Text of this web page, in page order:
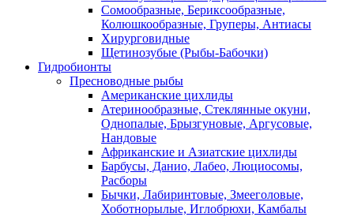
Сомообразные, Бериксообразные,
Колюшкообразные, Груперы, Антиасы
Хирурговидные
Щетинозубые (Рыбы-Бабочки)
Гидробионты
Пресноводные рыбы
Американские цихлиды
Атеринообразные, Стеклянные окуни,
Однопалые, Брызгуновые, Аргусовые,
Нандовые
Африканские и Азиатские цихлиды
Барбусы, Данио, Лабео, Люциосомы,
Расборы
Бычки, Лабиринтовые, Змееголовые,
Хоботнорылые, Иглобрюхи, Камбалы